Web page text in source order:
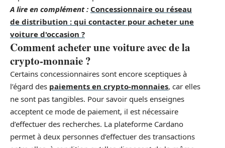
A lire en complément : Concessionnaire ou réseau
de distribution : qui contacter pour acheter une
voiture d'occasion ?
Comment acheter une voiture avec de la
crypto-monnaie ?
Certains concessionnaires sont encore sceptiques à
l’égard des paiements en crypto-monnaies, car elles
ne sont pas tangibles. Pour savoir quels enseignes
acceptent ce mode de paiement, il est nécessaire
d’effectuer des recherches. La plateforme Cardano
permet à deux personnes d’effectuer des transactions